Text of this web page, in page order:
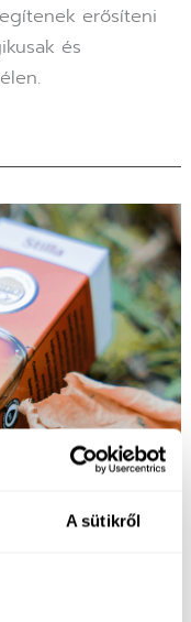
A sütikről
erősíteni
és